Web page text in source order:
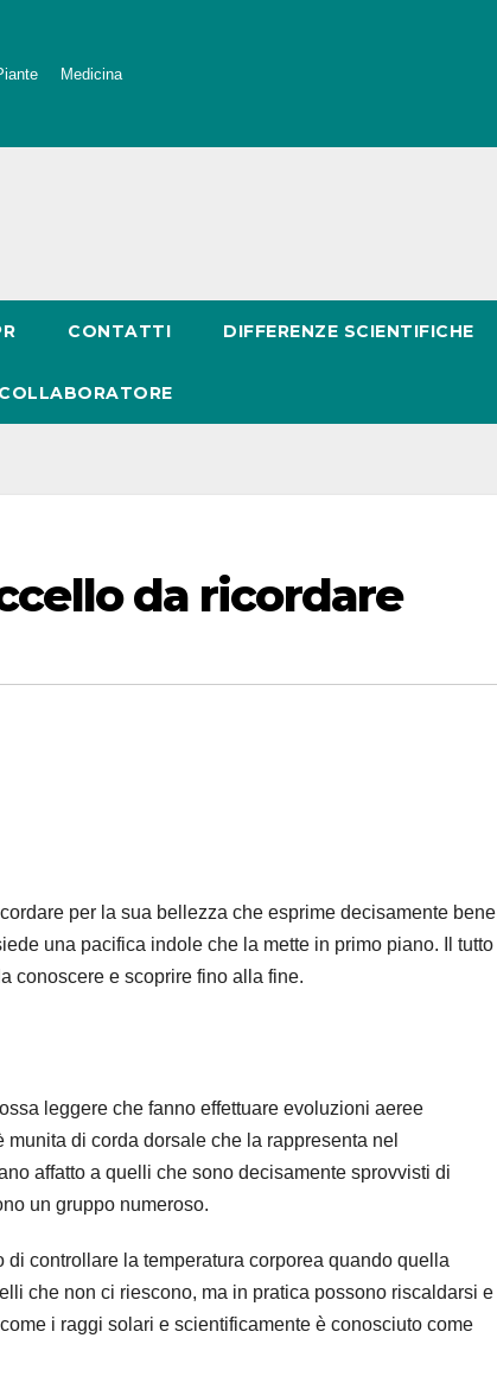
Medicina
CONTATTI DIFFERENZE SCIENTIFICHE
da ricordare
per la sua bellezza che esprime decisamente bene
una pacifica indole che la mette in primo piano. Il tutto
conoscere e scoprire fino alla fine.
leggere che fanno effettuare evoluzioni aeree
di corda dorsale che la rappresenta nel
affatto a quelli che sono decisamente sprovvisti di
un gruppo numeroso.
di controllare la temperatura corporea quando quella
che non ci riescono, ma in pratica possono riscaldarsi e
i raggi solari e scientificamente è conosciuto come